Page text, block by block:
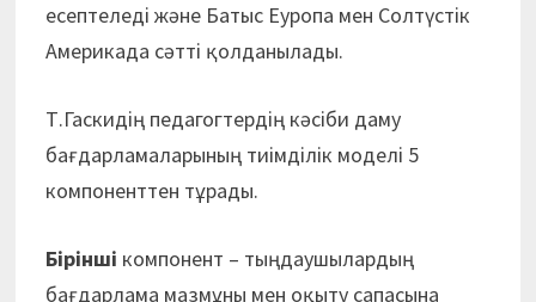
есептеледі және Батыс Еуропа мен Солтүстік
Америкада сәтті қолданылады.
Т.Гаскидің педагогтердің кәсіби даму
бағдарламаларының тиімділік моделі 5
компоненттен тұрады.
Бірінші компонент – тыңдаушылардың
бағдарлама мазмұны мен оқыту сапасына